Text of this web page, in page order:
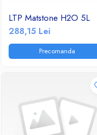
LTP Matstone H2O 5L
288,15 Lei
Precomanda